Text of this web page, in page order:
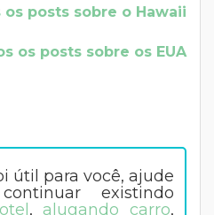
os posts sobre o Hawaii
os posts sobre os EUA
útil para você, ajude
existindo
,alugando carro,